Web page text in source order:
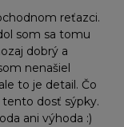
reťazci.
som sa tomu
dobrý a
nenašiel
to je detail. Čo
dosť sýpky.
ani výhoda :)